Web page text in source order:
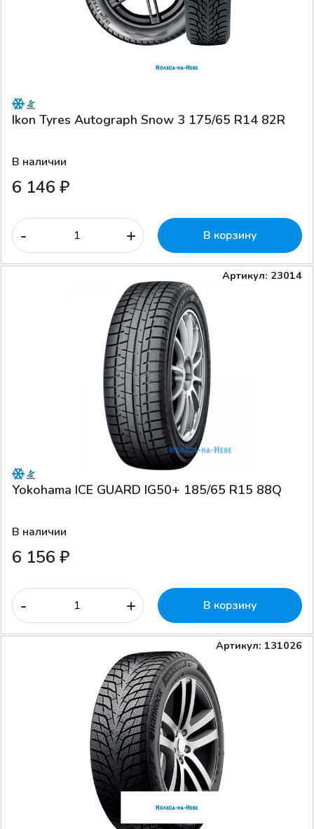
Ikon Tyres Autograph Snow 3 175/65 R14 82R
В наличии
6 146 ₽
- + В корзину
Артикул: 23014
Yokohama ICE GUARD IG50+ 185/65 R15 88Q
В наличии
6 156 ₽
- + В корзину
Артикул: 131026